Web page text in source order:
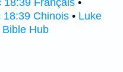
18:39 Français •
18:39 Chinois • Luke
Bible Hub